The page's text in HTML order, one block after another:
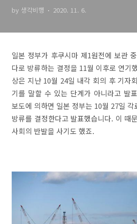
by 생각비행 2020. 11. 6.
일본 정부가 후쿠시마 제1원전에 보관
다로 방류하는 결정을 11월 이후로 연기
상은 지난 10월 24일 내각 회의 후 기자
기를 말할 수 있는 단계가 아니라고 발
보도에 의하면 일본 정부는 10월 27일
방류를 결정한다고 발표했습니다. 이 때
사회의 반발을 사기도 했죠.